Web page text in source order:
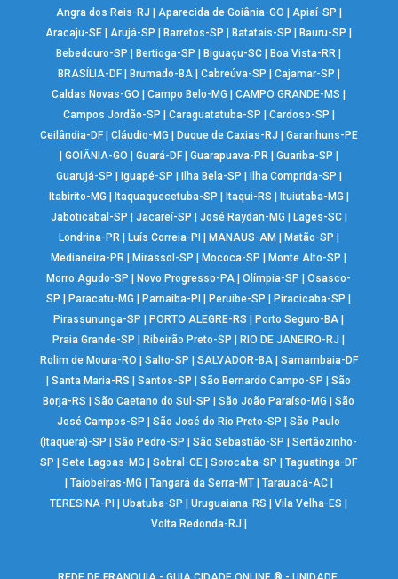
Angra dos Reis-RJ Aparecida de Goiânia-GO Apiaí-SP
Aracaju-SE |Arujá-SP Barretos-SP Batatais-SP Bauru-SP
Bebedouro-SP
Bertioga-SP Biguaçu-SC Boa Vista-RR
BRASÍLIA-DF| Brumado-BA| Cabreúva-SP Cajamar-SP
Caldas Novas-GO
|Campo Belo-MG |CAMPO GRANDE-MS
Campos Jordão-SP
Caraguatatuba-SP Cardoso-SP
Ceilândia-DF| Cláudio-MG Duque de Caxias-RJ
Garanhuns-PE
GOIÂNIA-GO Guará-DF| Guarapuava-PR| Guariba-SP
Guarujá-SP
Iguapé-SP Ilha Bela-SP Ilha Comprida-SP
Itabirito-MG
Itaquaquecetuba-SP Itaqui-RS Ituiutaba-MG
Jaboticabal-SP
Jacareí-SP José Raydan-MG Lages-SC|
Londrina-PR| Luís Correia-PI MANAUS-AM Matão-SP
Medianeira-PR
Mirassol-SP Mococa-SP Monte Alto-SP
Morro Agudo-SP
Novo Progresso-PA |Olímpia-SP |Osasco-
SP
Paracatu-MG Parnaíba-PI Peruíbe-SP Piracicaba-SP
Pirassununga-SP
PORTO ALEGRE-RS Porto Seguro-BA
Praia Grande-SP
Ribeirão Preto-SP RIO DE JANEIRO-RJ
Rolim de Moura-RO
Salto-SP SALVADOR-BA| Samambaia-DF
|Santa Maria-RS |Santos-SP |São Bernardo Campo-SP |São
Borja-RS
|São Caetano do Sul-SP |São João Paraíso-MG |São
José Campos-SP
|São José do Rio Preto-SP |São Paulo
(Itaquera)-SP
|São Pedro-SP |São Sebastião-SP |Sertãozinho-
SP
|Sete Lagoas-MG |Sobral-CE |Sorocaba-SP |Taguatinga-DF
Taiobeiras-MG Tangará da Serra-MT| Tarauacá-AC|
TERESINA-PI
|Ubatuba-SP |Uruguaiana-RS |Vila Velha-ES
Volta Redonda-RJ